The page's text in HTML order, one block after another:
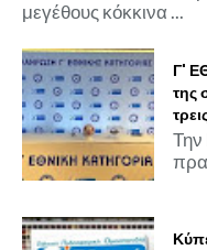
μεγέθους κόκκινα ...
Γ'
της